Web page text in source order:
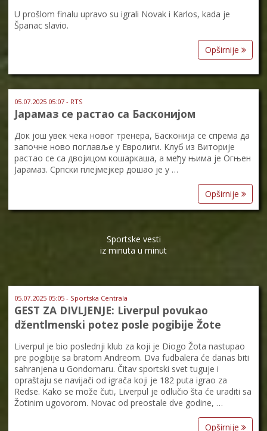
U prošlom finalu upravo su igrali Novak i Karlos, kada je
Španac slavio.
Opširnije
05.07.2025 05:07 - RTS
Јарамаз се растао са Басконијом
Док још увек чека новог тренера, Басконија се спрема да
започне ново поглавље у Евролиги. Клуб из Виторије
растао се са двојицом кошаркаша, а међу њима је Огњен
Јарамаз. Српски плејмејкер дошао је у …
Opširnije
Sportske vesti
iz minuta u minut
05.07.2025 05:05 - Sportska Centrala
GEST ZA DIVLJENJE: Liverpul povukao
džentlmenski potez posle pogibije Žote
Liverpul je bio poslednji klub za koji je Diogo Žota nastupao
pre pogibije sa bratom Andreom. Dva fudbalera će danas biti
sahranjena u Gondomaru. Čitav sportski svet tuguje i
opraštaju se navijači od igrača koji je 182 puta igrao za
Redse. Kako se može čuti, Liverpul je odlučio šta će uraditi sa
Žotinim ugovorom. Novac od preostale dve godine, …
Opširnije